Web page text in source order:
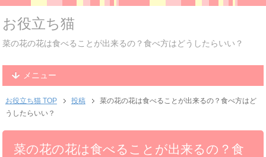
お役立ち猫
菜の花の花は食べることが出来るの？食べ方はどうしたらいい？
メニュー
お役立ち猫 TOP 投稿
菜の花の花は食べることが出来るの？食べ方はど
うしたらいい？
菜の花の花は食べることが出来るの？食